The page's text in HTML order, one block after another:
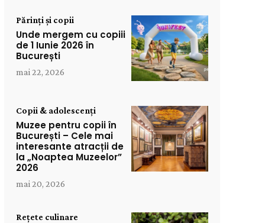
Părinți și copii
Unde mergem cu copiii
de 1 Iunie 2026 în
București
mai 22, 2026
Copii & adolescenți
Muzee pentru copii în
București – Cele mai
interesante atracții de
la „Noaptea Muzeelor”
2026
mai 20, 2026
Rețete culinare